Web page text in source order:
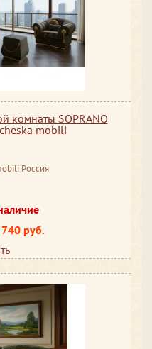
комнаты SOPRANO
mobili
Россия
руб.